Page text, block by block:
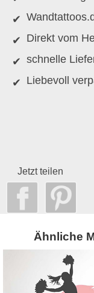
Direkt vom
schnelle
Liebevoll
Jetzt teilen
Ähnliche